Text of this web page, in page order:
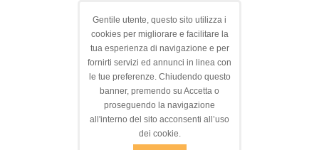
Gentile utente, questo sito utilizza i
cookies per migliorare e facilitare la
tua esperienza di navigazione e per
fornirti servizi ed annunci in linea con
le tue preferenze. Chiudendo questo
banner, premendo su Accetta o
proseguendo la navigazione
all'interno del sito acconsenti all’uso
dei cookie.